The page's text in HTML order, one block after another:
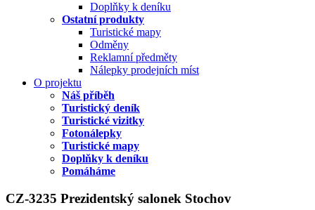
Doplňky k deníku
Ostatní produkty
Turistické mapy
Odměny
Reklamní předměty
Nálepky prodejních míst
O projektu
Náš příběh
Turistický deník
Turistické vizitky
Fotonálepky
Turistické mapy
Doplňky k deníku
Pomáháme
CZ-3235 Prezidentský salonek Stochov